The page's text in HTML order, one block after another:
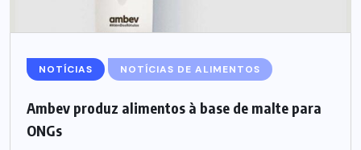
NOTÍCIAS NOTÍCIAS DE ALIMENTOS
Ambev produz alimentos à base de malte para
ONGs